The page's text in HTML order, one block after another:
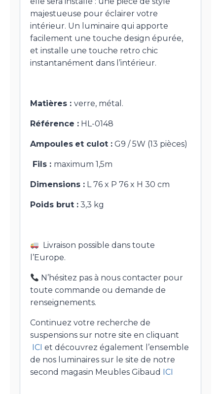
majestueuse pour éclairer votre
intérieur. Un luminaire qui apporte
facilement une touche design épurée,
et installe une touche retro chic
instantanément dans l’intérieur.
Matières : verre, métal.
Référence : HL-0148
Ampoules et culot : G9 / 5W (13 pièces)
Fils : maximum 1,5m
Dimensions : L 76 x P 76 x H 30 cm
Poids brut : 3,3 kg
Livraison possible dans toute
l’Europe.
N’hésitez pas à nous contacter pour
toute commande ou demande de
renseignements.
Continuez votre recherche de
suspensions sur notre site en cliquant
ICI et découvrez également l’ensemble
de nos luminaires sur le site de notre
second magasin Meubles Gibaud ICI